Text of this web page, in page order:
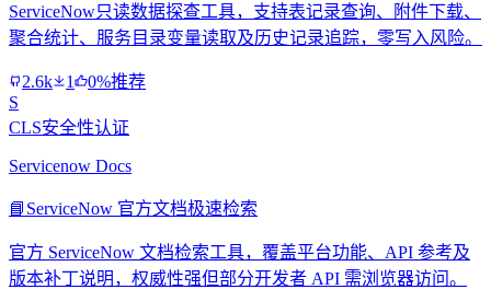
ServiceNow只读数据探查工具，支持表记录查询、附件下载、
聚合统计、服务目录变量读取及历史记录追踪，零写入风险。
2.6k 1
0%推荐
S
CLS安全性认证
Servicenow Docs
📘 ServiceNow 官方文档极速检索
官方 ServiceNow 文档检索工具，覆盖平台功能、API 参考及
版本补丁说明，权威性强但部分开发者 API 需浏览器访问。